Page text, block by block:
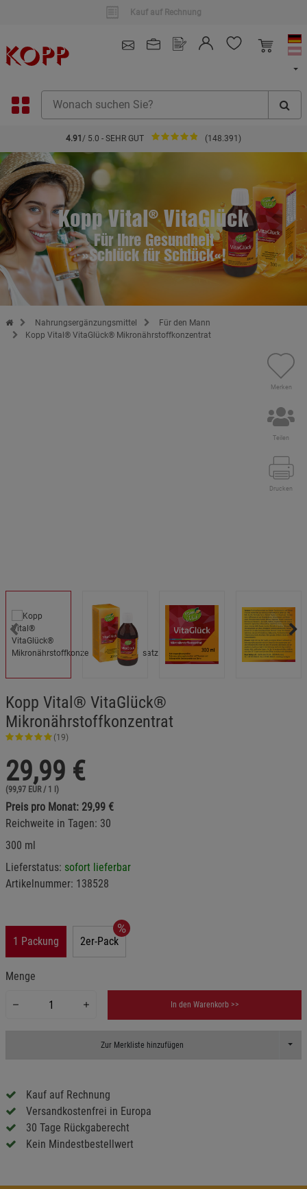
Kauf auf Rechnung
4.91 / 5.0 - SEHR GUT (148.391)
Kopp Vital ®VitaGlück
Für Ihre Gesundheit
»Schlück für Schlück«!
Zur Startseite des Kopp Verlag Online-Shop
Nahrungsergänzungsmittel
Für den Mann
Kopp Vital® VitaGlück® Mikronährstoffkonzentrat
Merken
Teilen
Drucken
Kopp Vital® VitaGlück®
Mikronährstoffkonzentrat
(19)
29,99 €
(99,97 EUR / 1 l)
Preis pro Monat: 29,99 €
Reichweite in Tagen: 30
300 ml
Lieferstatus: sofort lieferbar
Artikelnummer: 138528
1 Packung 2er-Pack
Menge
In den Warenkorb >>
Zur Merkliste hinzufügen
Kauf auf Rechnung
Versandkostenfrei in Europa
30 Tage Rückgaberecht
Kein Mindestbestellwert